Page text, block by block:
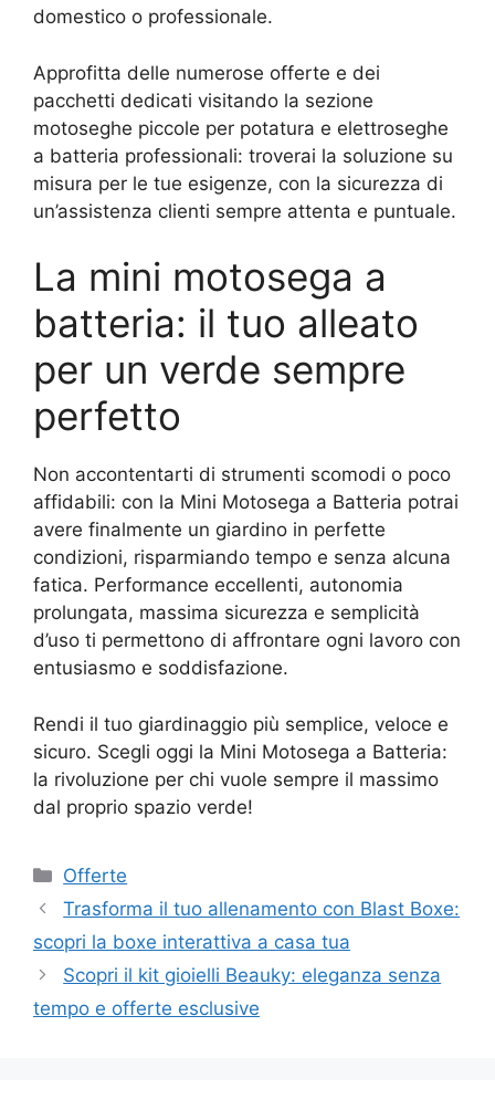
domestico o professionale.
Approfitta delle numerose offerte e dei
pacchetti dedicati visitando la sezione
motoseghe piccole per potatura e elettroseghe
a batteria professionali: troverai la soluzione su
misura per le tue esigenze, con la sicurezza di
un’assistenza clienti sempre attenta e puntuale.
La mini motosega a
batteria: il tuo alleato
per un verde sempre
perfetto
Non accontentarti di strumenti scomodi o poco
affidabili: con la Mini Motosega a Batteria potrai
avere finalmente un giardino in perfette
condizioni, risparmiando tempo e senza alcuna
fatica. Performance eccellenti, autonomia
prolungata, massima sicurezza e semplicità
d’uso ti permettono di affrontare ogni lavoro con
entusiasmo e soddisfazione.
Rendi il tuo giardinaggio più semplice, veloce e
sicuro. Scegli oggi la Mini Motosega a Batteria:
la rivoluzione per chi vuole sempre il massimo
dal proprio spazio verde!
Categorie
Offerte
Trasforma il tuo allenamento con Blast Boxe:
scopri la boxe interattiva a casa tua
Scopri il kit gioielli Beauky: eleganza senza
tempo e offerte esclusive